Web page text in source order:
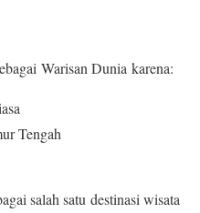
Warisan Dunia karena:
Tengah
salah satu destinasi wisata